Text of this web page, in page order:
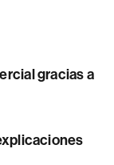
gracias a